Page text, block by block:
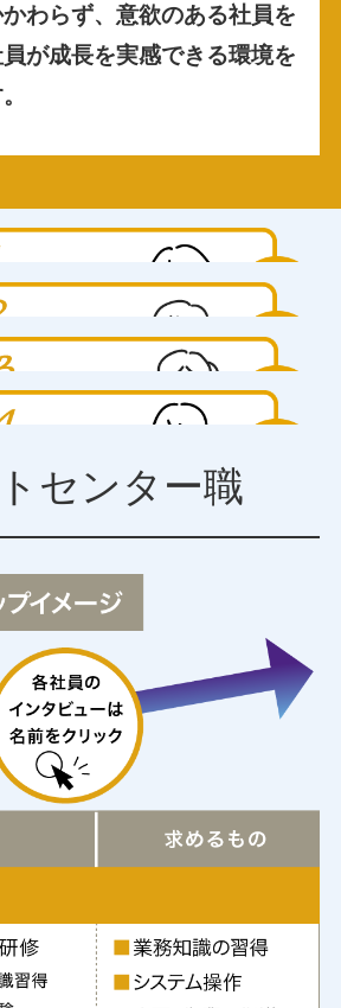
わらず、意欲のある社員を
が成長を実感できる環境を
センター職